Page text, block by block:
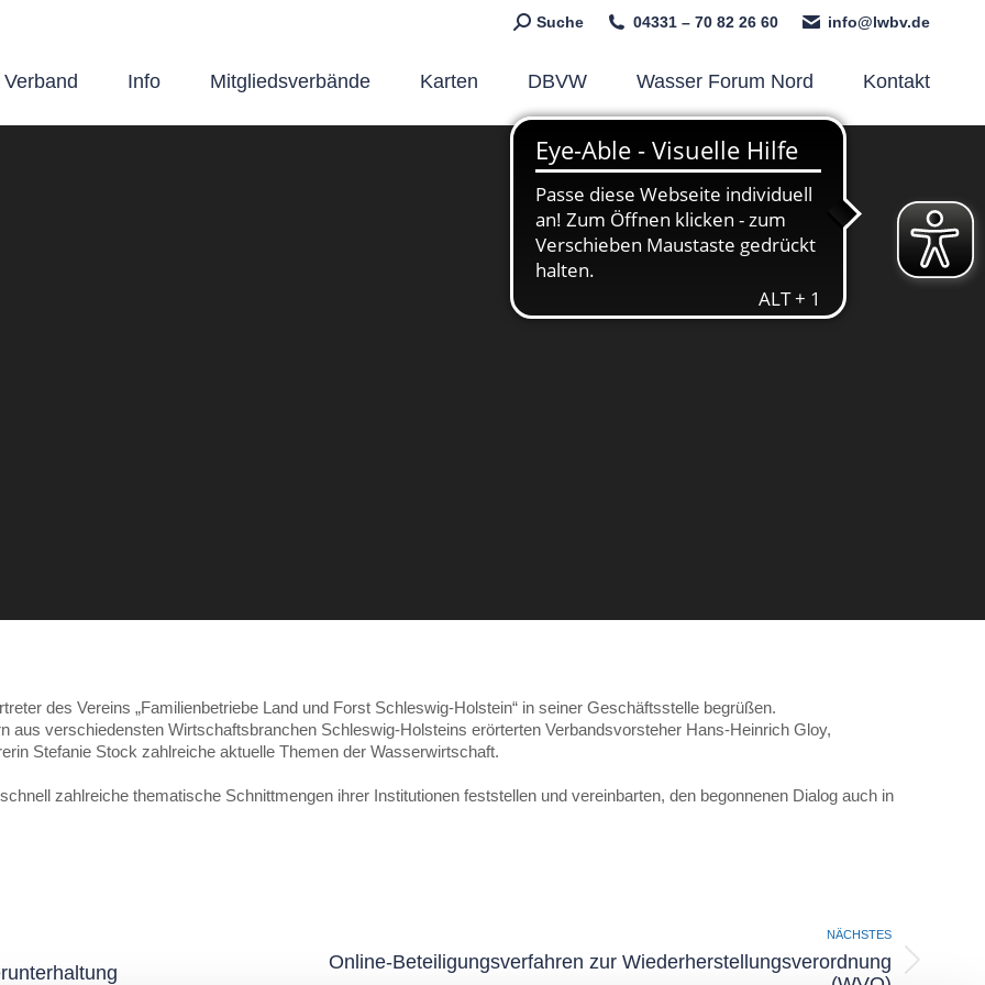
Search:
Suche 04331 – 70 82 26 60 info@lwbv.de
Info Mitgliedsverbände Karten DBVW Wasser Forum Nord Kontakt
des Vereins „Familienbetriebe Land und Forst Schleswig-Holstein“ in seiner Geschäftsstelle begrüßen.
verschiedensten Wirtschaftsbranchen Schleswig-Holsteins erörterten Verbandsvorsteher Hans-Heinrich Gloy,
Stefanie Stock zahlreiche aktuelle Themen der Wasserwirtschaft.
zahlreiche thematische Schnittmengen ihrer Institutionen feststellen und vereinbarten, den begonnenen Dialog auch in
NÄCHSTES
NächsterOnline-Beteiligungsverfahren zur Wiederherstellungsverordnung